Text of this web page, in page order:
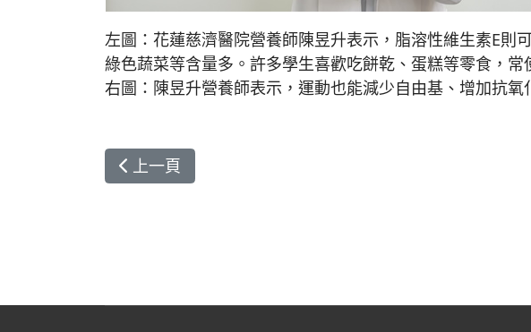
左圖：花蓮慈濟醫院營養師陳昱升表示，脂溶性維生素E
綠色蔬菜等含量多。許多學生喜歡吃餅乾、蛋糕等零食，常
右圖：陳昱升營養師表示，運動也能減少自由基、增加抗
上一篇文章: 一半女性鐵質攝取不足！ 專家教你健康飲食
上一頁